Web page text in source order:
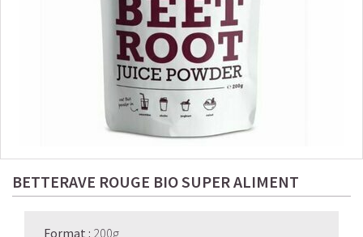
BETTERAVE ROUGE BIO SUPER ALIMENT
Format : 200g